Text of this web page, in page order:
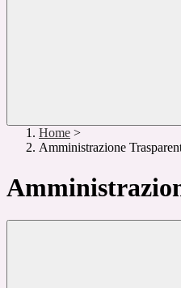
Home >
Amministrazione